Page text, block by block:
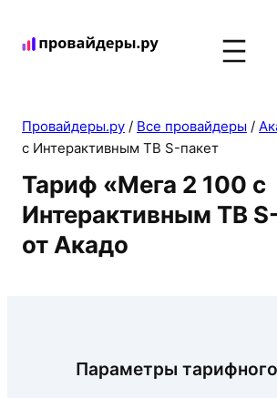
Провайдеры.ру / Все провайдеры /
с Интерактивным ТВ S-пакет
Тариф «Мега 2 100 с
Интерактивным ТВ
от Акадо
Параметры